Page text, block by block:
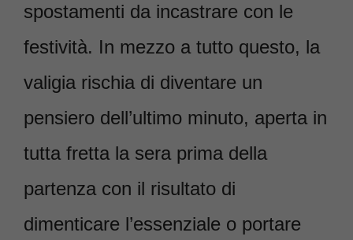
spostamenti da incastrare con le
festività. In mezzo a tutto questo, la
valigia rischia di diventare un
pensiero dell’ultimo minuto, aperta in
tutta fretta la sera prima della
partenza con il risultato di
dimenticare l’essenziale o portare